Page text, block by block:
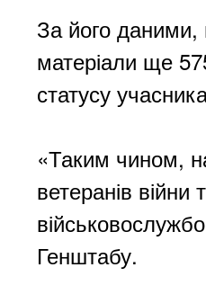
За його даними,
матеріали ще
статусу
«Таким чином,
ветеранів
Генштабу.